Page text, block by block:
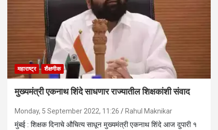
महाराष्ट्र शैक्षणीक
मुख्यमंत्री एकनाथ शिंदे साधणार राज्यातील शिक्षकांशी संवाद
Monday, 5 September 2022, 11:26 Rahul Maknikar
मुंबई : शिक्षक दिनाचे औचित्य साधून मुख्यमंत्री एकनाथ शिंदे आज दुपारी १